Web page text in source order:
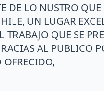
DE LO NUSTRO
UN LUGAR
TRABAJO QUE SE
AL PUBLICO
OFRECIDO,